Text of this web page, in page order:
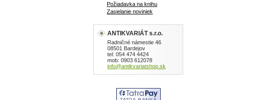
Požiadavka na knihu
Zasielanie noviniek
ANTIKVARIÁT s.r.o.
Radničné námestie 46
08501 Bardejov
tel: 054 474 4424
mob: 0903 612078
info@antikvariatshop.sk